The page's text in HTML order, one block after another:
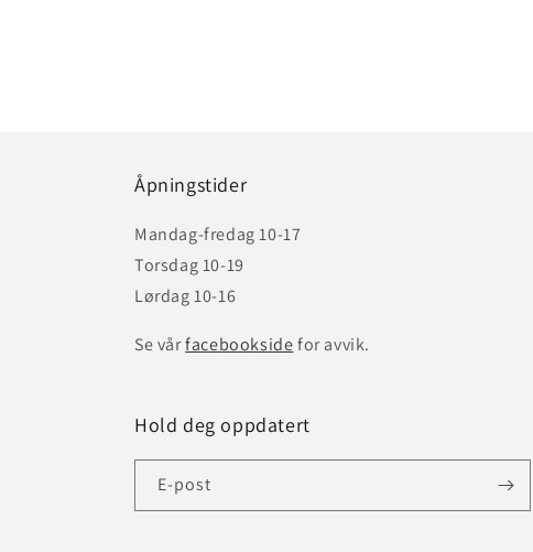
Åpningstider
Mandag-fredag 10-17
Torsdag 10-19
Lørdag 10-16
Se vårfacebooksidefor avvik.
Hold deg oppdatert
E-post